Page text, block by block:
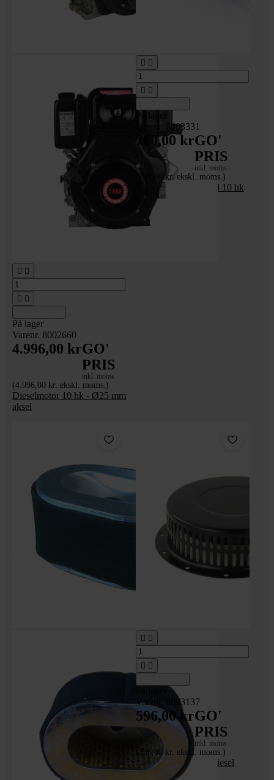
 
 
På lager
Varenr. 8002660
4.996,00 krGO'
PRIS
inkl. moms
(4.996,00 kr. ekskl. moms.)
Dieselmotor 10 hk - Ø25 mm
aksel
 
 
På lager
Varenr. 8003331
700,00 krGO'
PRIS
inkl. moms
(700,00 kr. ekskl. moms.)
Elstarter - 1,2 kW - til 10 hk
Lutian dieselmotor
 
 
Varenr. 8003137
596,00 krGO'
PRIS
inkl. moms
(596,00 kr. ekskl. moms.)
Rekylstart til Lutiandiesel
motor 10 hk